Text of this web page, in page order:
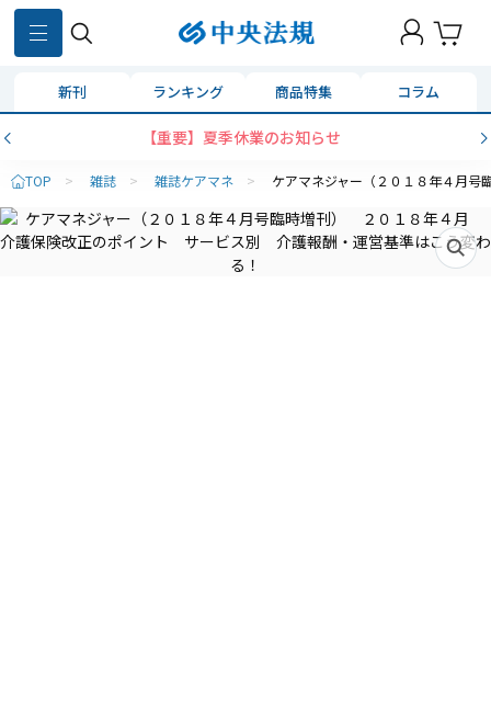
新刊 ランキング 商品特集 コラム
【重要】夏季休業のお知らせ
TOP > 雑誌 > 雑誌ケアマネ > ケアマネジャー（２０１８年４月